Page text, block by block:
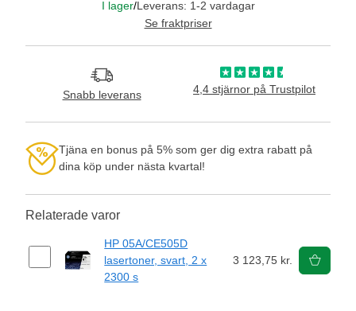
I lager/Leverans: 1-2 vardagar
Se fraktpriser
Snabb leverans 4,4 stjärnor på Trustpilot
Tjäna en bonus på 5% som ger dig extra rabatt på
dina köp under nästa kvartal!
Relaterade varor
HP 05A/CE505D
lasertoner, svart, 2 x
2300 s
3 123,75 kr.